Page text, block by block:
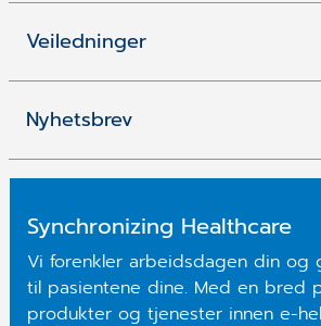
Veiledninger
Nyhetsbrev
Synchronizing Healthcare
Vi forenkler arbeidsdagen din
til pasientene dine. Med en bred
produkter og tjenester innen e-